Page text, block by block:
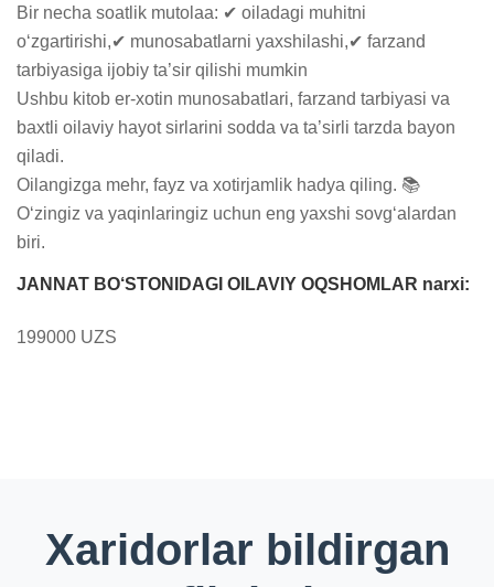
Bir necha soatlik mutolaa: ✔ oiladagi muhitni
o‘zgartirishi,✔ munosabatlarni yaxshilashi,✔ farzand
tarbiyasiga ijobiy ta’sir qilishi mumkin
Ushbu kitob er-xotin munosabatlari, farzand tarbiyasi va
baxtli oilaviy hayot sirlarini sodda va ta’sirli tarzda bayon
qiladi.
Oilangizga mehr, fayz va xotirjamlik hadya qiling. 📚
O‘zingiz va yaqinlaringiz uchun eng yaxshi sovg‘alardan
biri.
JANNAT BO‘STONIDAGI OILAVIY OQSHOMLAR narxi:
199000 UZS
Xaridorlar bildirgan